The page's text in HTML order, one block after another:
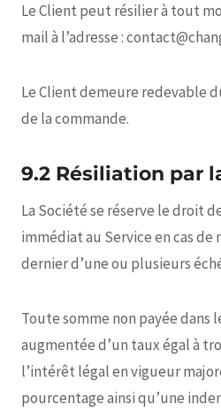
Le Client peut résilier à tout
mail à l’adresse :
Le Client demeure redevable
de la commande.
9.2 Résiliation par
La Société se réserve le droit
immédiat au Service en cas de
dernier d’une ou plusieurs
Toute somme non payée dans
augmentée d’un taux égal à
l’intérêt légal en vigueur
pourcentage ainsi qu’une